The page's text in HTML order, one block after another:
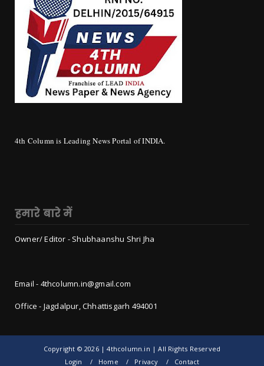
4th Column is Leading News Portal of INDIA.
हमारे बारे में
Owner/ Editor - Shubhaanshu Shri Jha
Email - 4thcolumn.in@gmail.com
Office - Jagdalpur, Chhattisgarh 494001
Copyright ©2026 | 4thcolumn.in | All Rights Reserved
Login
Home Privacy Contact